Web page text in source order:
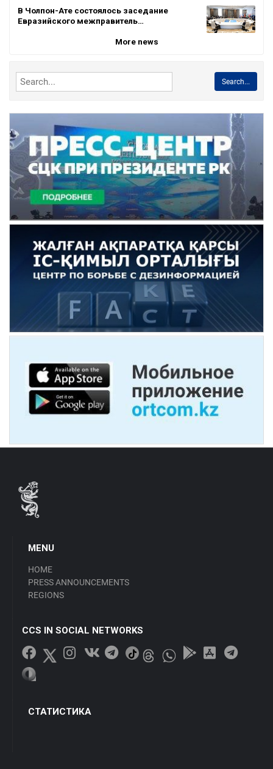
В Чолпон-Ате состоялось заседание
Евразийского межправитель…
More news
Search...
MENU
HOME
PRESS ANNOUNCEMENTS
REGIONS
CCS IN SOCIAL NETWORKS
СТАТИСТИКА